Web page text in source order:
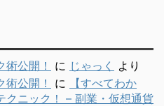
公開！ に じゃっく
より
公開！
に
【すべてわか
クニック！ – 副業・仮想通貨